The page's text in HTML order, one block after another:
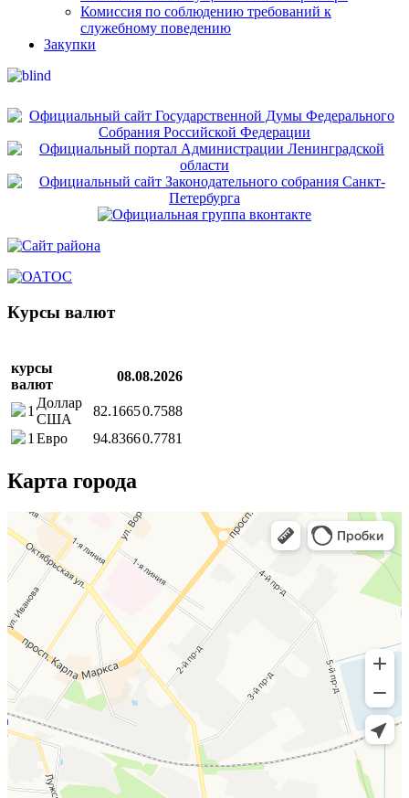
Комиссия по соблюдению требований к
служебному поведению
Закупки
Курсы валют
курсы
валют
08.08.2026
1
Доллар
США
82.16650.7588
1 Евро 94.83660.7781
Карта города